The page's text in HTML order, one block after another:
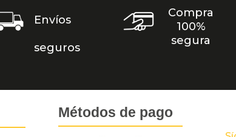
Envíos
seguros
Compra
100%
segura
Métodos de pago